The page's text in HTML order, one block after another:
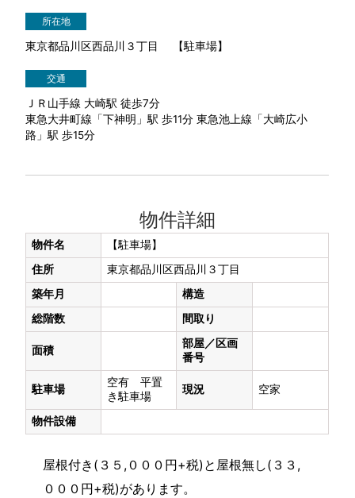
所在地
東京都品川区西品川３丁目 【駐車場】
交通
ＪＲ山手線 大崎駅 徒歩7分
東急大井町線「下神明」駅 歩11分 東急池上線「大崎広小
路」駅 歩15分
物件詳細
物件名
【駐車場】
住所
東京都品川区西品川３丁目
築年月
構造
総階数
間取り
面積
部屋／区画
番号
駐車場
空有 平置
き駐車場
現況 空家
物件設備
屋根付き(３５,０００円+税)と屋根無し(３３,
０００円+税)があります。